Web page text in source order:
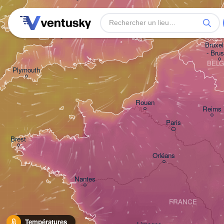
Températures
London
Plymouth
Brest
Nantes
-
Reims
Rouen
Paris
Orléans
FRANCE